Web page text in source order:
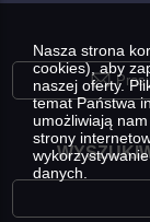
Nasza strona
cookies), aby
naszej oferty.
temat Państwa
umożliwiają
strony
danych.